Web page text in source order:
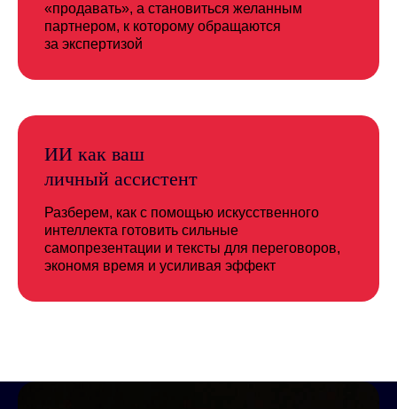
«продавать», а становиться желанным
партнером, к которому обращаются
за экспертизой
ИИ как ваш
личный ассистент
Разберем, как с помощью искусственного
интеллекта готовить сильные
самопрезентации и тексты для переговоров,
экономя время и усиливая эффект